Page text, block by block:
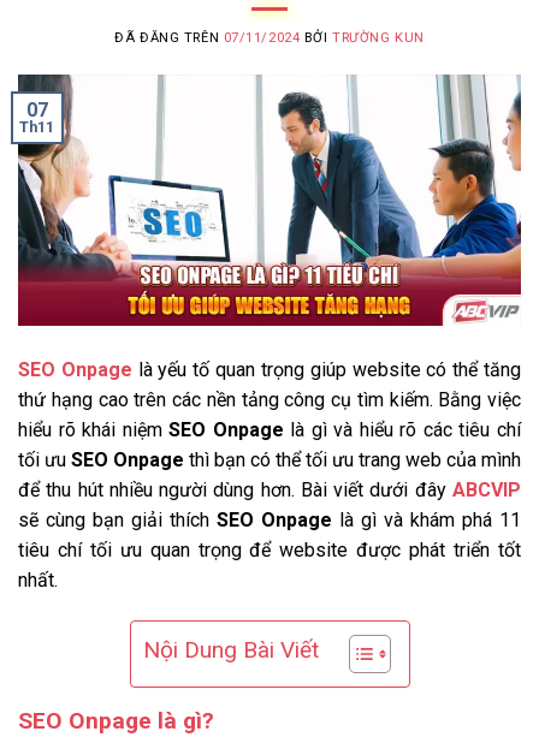
ĐÃ ĐĂNG TRÊN 07/11/2024 BỞITRƯỜNG KUN
07
Th11
SEO Onpage là yếu tố quan trọng giúp website có thể tăng
thứ hạng cao trên các nền tảng công cụ tìm kiếm. Bằng việc
hiểu rõ khái niệmSEO Onpage là gì và hiểu rõ các tiêu chí
tối ưu SEO Onpage thì bạn có thể tối ưu trang web của mình
để thu hút nhiều người dùng hơn. Bài viết dưới đây ABCVIP
sẽ cùng bạn giải thích SEO Onpage là gì và khám phá 11
tiêu chí tối ưu quan trọng để website được phát triển tốt
nhất.
Nội Dung Bài Viết
SEO Onpage là gì?